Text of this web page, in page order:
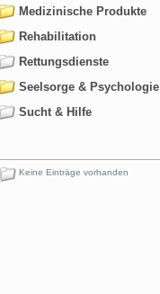
Medizinische Produkte
Rehabilitation
Rettungsdienste
Seelsorge & Psychologie
Sucht & Hilfe
Keine Einträge vorhanden